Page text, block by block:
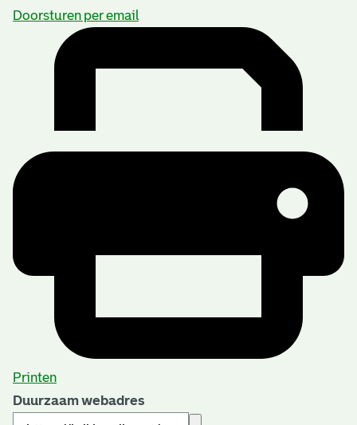
Doorsturen per email
Printen
Duurzaam webadres